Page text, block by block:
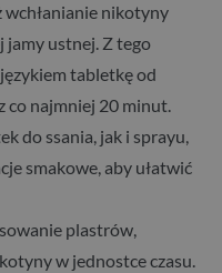
wchłanianie nikotyny
jamy ustnej. Z tego
tabletkę od
co najmniej 20 minut.
do ssania, jak i sprayu,
smakowe, aby ułatwić
plastrów,
w jednostce czasu.